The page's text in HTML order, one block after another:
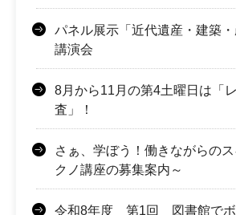
パネル展示「近代遺産・建築
講演会
8月から11月の第4土曜日は「
査」！
さぁ、学ぼう！働きながらの
クノ講座の募集案内～
令和8年度 第1回 図書館でボ